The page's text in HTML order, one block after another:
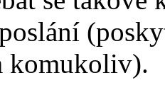
komukoliv).